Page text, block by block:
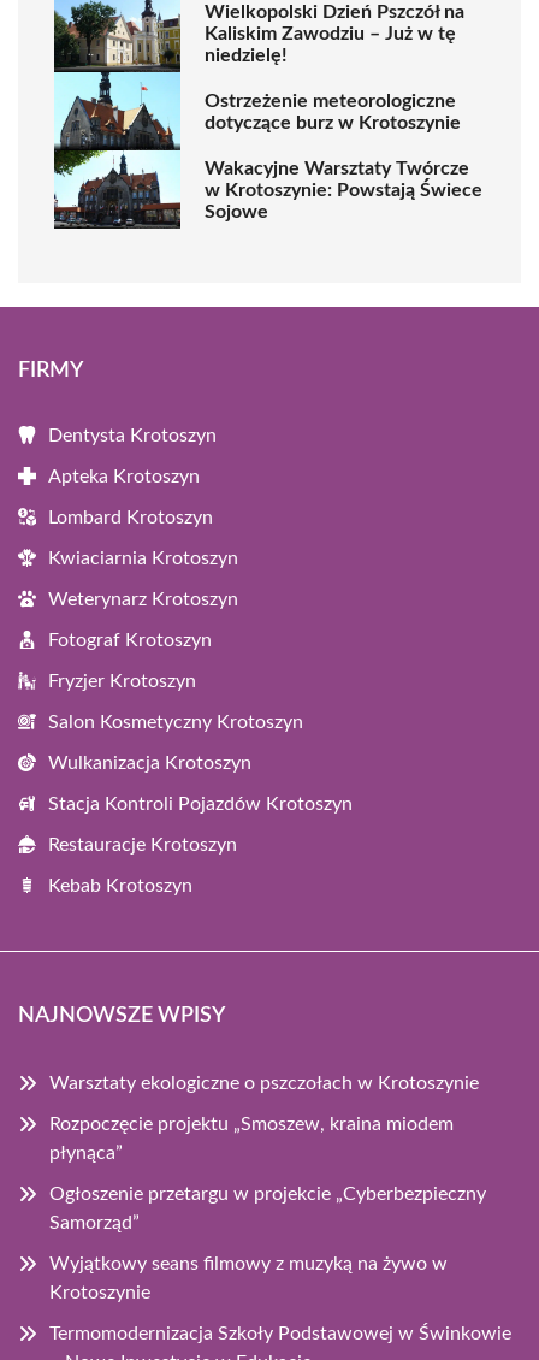
Wielkopolski Dzień Pszczół na
Kaliskim Zawodziu – Już w tę
niedzielę!
Ostrzeżenie meteorologiczne
dotyczące burz w Krotoszynie
Wakacyjne Warsztaty Twórcze
w Krotoszynie: Powstają Świece
Sojowe
FIRMY
Dentysta Krotoszyn
Apteka Krotoszyn
Lombard Krotoszyn
Kwiaciarnia Krotoszyn
Weterynarz Krotoszyn
Fotograf Krotoszyn
Fryzjer Krotoszyn
Salon Kosmetyczny Krotoszyn
Wulkanizacja Krotoszyn
Stacja Kontroli Pojazdów Krotoszyn
Restauracje Krotoszyn
Kebab Krotoszyn
NAJNOWSZE WPISY
Warsztaty ekologiczne o pszczołach w Krotoszynie
Rozpoczęcie projektu „Smoszew, kraina miodem
płynąca”
Ogłoszenie przetargu w projekcie „Cyberbezpieczny
Samorząd”
Wyjątkowy seans filmowy z muzyką na żywo w
Krotoszynie
Termomodernizacja Szkoły Podstawowej w Świnkowie